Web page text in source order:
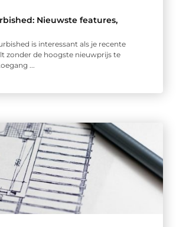
Nieuwste features,
is interessant als je recente
zonder de hoogste nieuwprijs te
...